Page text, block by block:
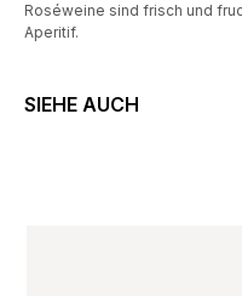
Roséweine sind frisch und
Aperitif.
SIEHE AUCH